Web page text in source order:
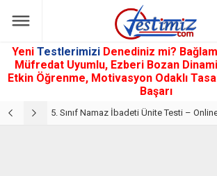
Yeni Testlerimizi Denediniz mi?
Müfredat Uyumlu, Ezberi Bozan
Etkin Öğrenme, Motivasyon Odaklı
Başarı
5. Sınıf Namaz İbadeti Ünite Testi –